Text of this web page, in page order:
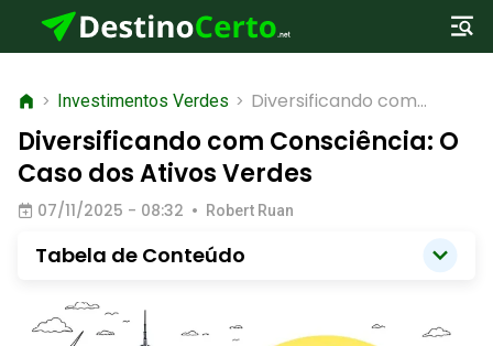
> Investimentos Verdes > Diversificando com
Consciência: O Caso dos
Ativos Verdes
Diversificando com Consciência: O
Caso dos Ativos Verdes
07/11/2025 - 08:32 • Robert Ruan
Tabela de Conteúdo